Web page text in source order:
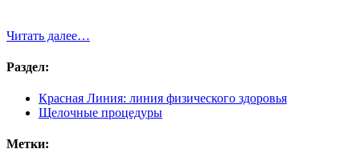
Читать далее…
Раздел:
Красная Линия: линия физического здоровья
Щелочные процедуры
Метки: